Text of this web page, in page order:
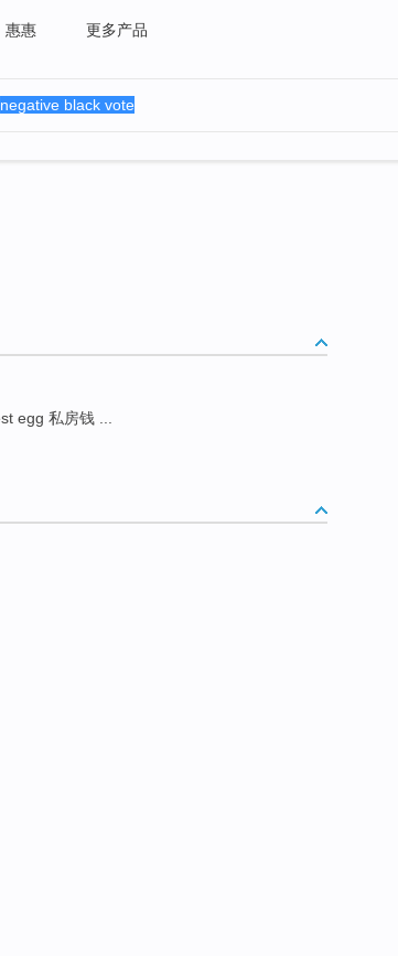
惠惠 更多产品
egg 私房钱 ...